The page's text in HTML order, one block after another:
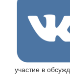
участие в